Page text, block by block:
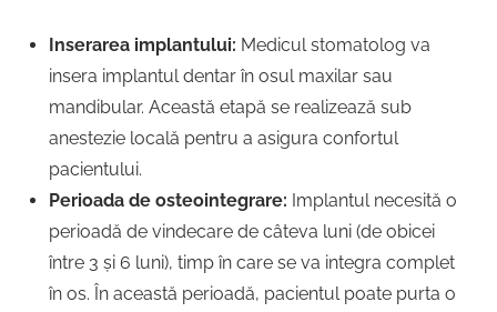
Inserarea implantului: Medicul stomatolog va
insera implantul dentar în osul maxilar sau
mandibular. Această etapă se realizează sub
anestezie locală pentru a asigura confortul
pacientului.
Perioada de osteointegrare: Implantul necesită o
perioadă de vindecare de câteva luni (de obicei
între 3 și 6 luni), timp în care se va integra complet
în os. În această perioadă, pacientul poate purta o